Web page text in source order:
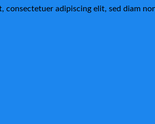
consectetuer adipiscing elit, sed diam